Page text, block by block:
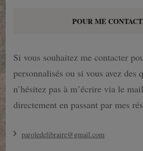
POUR ME
Si vous souhaitez me contacter
personnalisés ou si vous avez des
n’hésitez pas à m’écrire via le
directement en passant par mes
paroledelibraire@gmail.com